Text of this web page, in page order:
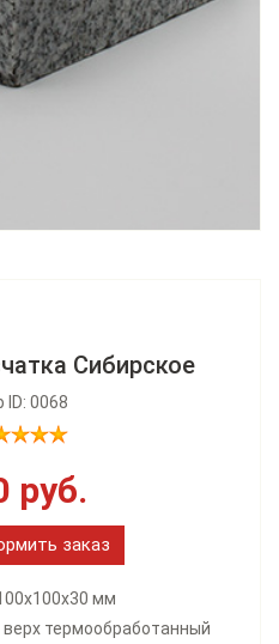
Сибирское
ID: 0068
руб.
заказ
мм
верх термообработанный